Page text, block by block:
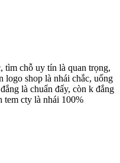
tìm chỗ uy tín là quan trọng,
logo shop là nhái chắc, uống
là chuẩn đấy, còn k đắng
tem cty là nhái 100%